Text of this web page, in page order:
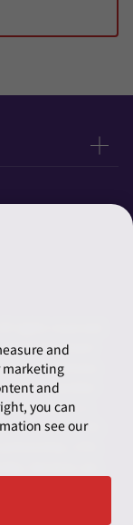
rights reserved.
the Grant
and advisory
more member
Australia is a
(GTIL). GTIL
GTIL
of, and do
and
marketing
and
you can
see our